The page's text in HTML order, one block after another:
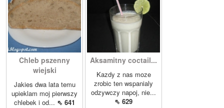
Chleb pszenny
wiejski
Jakies dwa lata temu
upieklam moj pierwszy
chlebek i od... ⇖ 641
Aksamitny coctail...
Kazdy z nas moze
zrobic ten wspanialy
odzywczy napoj, nie...
⇖ 629